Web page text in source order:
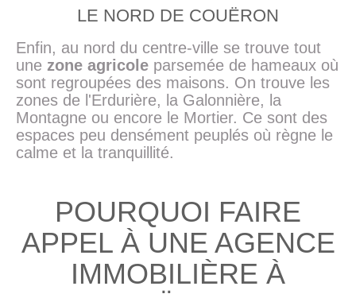
LE NORD DE COUËRON
Enfin, au nord du centre-ville se trouve tout
une zone agricole parsemée de hameaux où
sont regroupées des maisons. On trouve les
zones de l'Erdurière, la Galonnière, la
Montagne ou encore le Mortier. Ce sont des
espaces peu densément peuplés où règne le
calme et la tranquillité.
POURQUOI FAIRE
APPEL À UNE AGENCE
IMMOBILIÈRE À